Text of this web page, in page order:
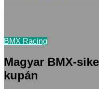
BMX Racing
Magyar BMX-
kupán